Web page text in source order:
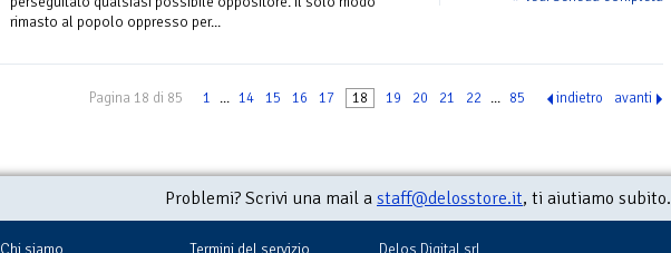
rimasto al popolo oppresso per...
Pagina 18 di 85 1 ... 14 15 16 17 18 19 20 21 22 ... 85 indietro avanti
Problemi? Scrivi una mail a staff@delosstore.it, ti aiutiamo subito.
Chi siamo Termini del servizio Delos Digital srl